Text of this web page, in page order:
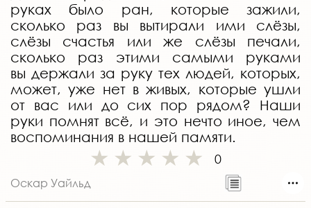
руках было ран, которые зажили,
сколько раз вы вытирали ими слёзы,
слёзы счастья или же слёзы печали,
сколько раз этими самыми руками
вы держали за руку тех людей, которых,
может, уже нет в живых, которые ушли
от вас или до сих пор рядом? Наши
руки помнят всё, и это нечто иное, чем
воспоминания в нашей памяти.
0
Оскар Уайльд